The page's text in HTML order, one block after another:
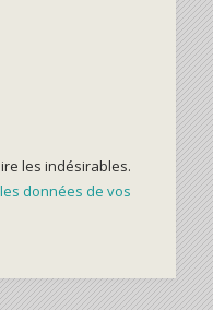
les indésirables.
données de vos